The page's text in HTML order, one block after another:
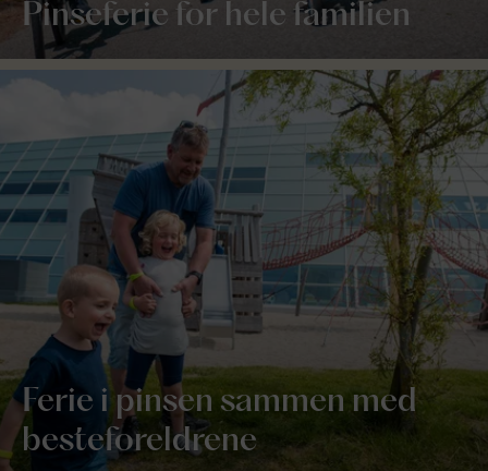
Pinseferie for hele familien
Ferie i pinsen sammen med
besteforeldrene